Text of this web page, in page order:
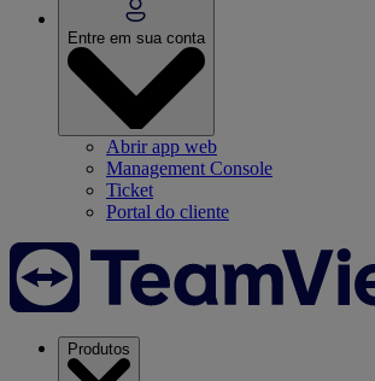
Entre em sua conta
Abrir app web
Management Console
Ticket
Portal do cliente
Produtos